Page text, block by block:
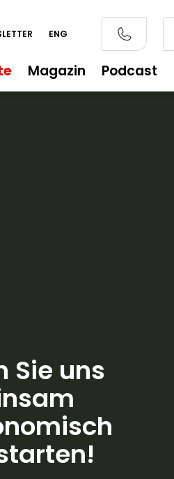
ENG
Magazin Podcast
Sie uns